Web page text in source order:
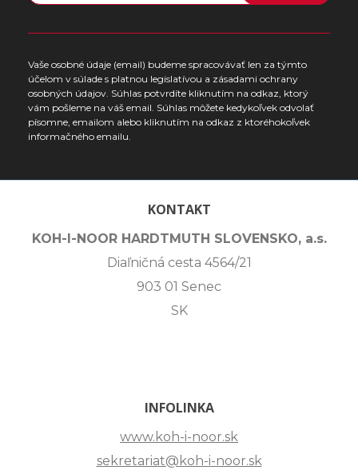
Vaše osobné údaje (email) budeme spracovávať len za týmto
účelom v súlade s platnou legislatívou a zásadami ochrany
osobných údajov. Súhlas potvrdíte kliknutím na odkaz, ktorý
vám pošleme na váš email. Súhlas môžete kedykoľvek odvolať
písomne, emailom alebo kliknutím na odkaz z ktoréhokoľvek
informačného emailu.
KONTAKT
KOH-I-NOOR HARDTMUTH SLOVENSKO, a.s.
Diaľničná cesta 4564/21
903 01 Senec
SK
INFOLINKA
www.koh-i-noor.sk
sekretariat@koh-i-noor.sk